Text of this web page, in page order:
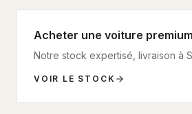
Acheter une voiture premium
Notre stock expertisé, livraison à
VOIR LE STOCK